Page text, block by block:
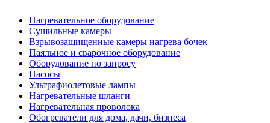
Нагревательное оборудование
Сушильные камеры
Взрывозащищенные камеры нагрева бочек
Паяльное и сварочное оборудование
Оборудование по запросу
Насосы
Ультрафиолетовые лампы
Нагревательные шланги
Нагревательная проволока
Обогреватели для дома, дачи, бизнеса